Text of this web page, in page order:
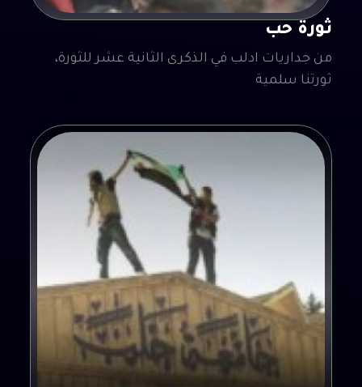
ثورة حب
من جداريات ادلب في الذكرى الثانية عشر للثورة،
ثورتنا سلمية